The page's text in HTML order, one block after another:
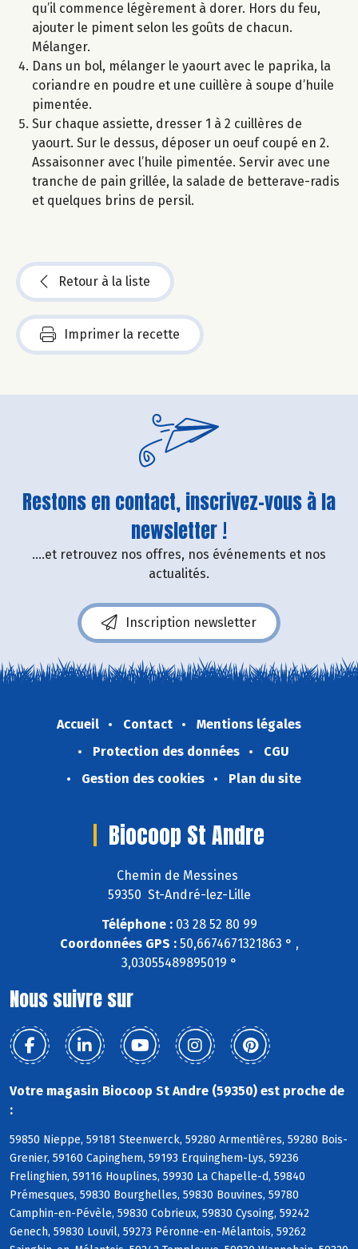
qu’il commence légèrement à dorer. Hors du feu,
ajouter le piment selon les goûts de chacun.
Mélanger.
Dans un bol, mélanger le yaourt avec le paprika, la
coriandre en poudre et une cuillère à soupe d’huile
pimentée.
Sur chaque assiette, dresser 1 à 2 cuillères de
yaourt. Sur le dessus, déposer un oeuf coupé en 2.
Assaisonner avec l’huile pimentée. Servir avec une
tranche de pain grillée, la salade de betterave-radis
et quelques brins de persil.
Retour à la liste
Imprimer la recette
Restons en contact, inscrivez-vous à la
newsletter !
....et retrouvez nos offres, nos événements et nos
actualités.
Inscription newsletter
Accueil Contact
Mentions légales
Protection des données
CGU
Gestion des cookies
Plan du site
Biocoop St Andre
Chemin de Messines
59350 St-André-lez-Lille
Téléphone :03 28 52 80 99
Coordonnées GPS :50,6674671321863 ° ,
3,03055489895019 °
Nous suivre sur
Votre magasin Biocoop St Andre (59350) est proche de
:
59850 Nieppe, 59181 Steenwerck, 59280 Armentières, 59280 Bois-
Grenier, 59160 Capinghem, 59193 Erquinghem-Lys, 59236
Frelinghien, 59116 Houplines, 59930 La Chapelle-d, 59840
Prémesques, 59830 Bourghelles, 59830 Bouvines, 59780
Camphin-en-Pévèle, 59830 Cobrieux, 59830 Cysoing, 59242
Genech, 59830 Louvil, 59273 Péronne-en-Mélantois, 59262